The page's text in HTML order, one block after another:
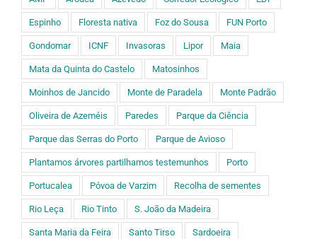
Espinho Floresta nativa Foz do Sousa FUN Porto
Gondomar ICNF Invasoras Lipor Maia
Mata da Quinta do Castelo Matosinhos
Moinhos de Jancido Monte de Paradela Monte Padrão
Oliveira de Azeméis Paredes Parque da Ciência
Parque das Serras do Porto Parque de Avioso
Plantamos árvores partilhamos testemunhos Porto
Portucalea Póvoa de Varzim Recolha de sementes
Rio Leça Rio Tinto S. João da Madeira
Santa Maria da Feira Santo Tirso Sardoeira